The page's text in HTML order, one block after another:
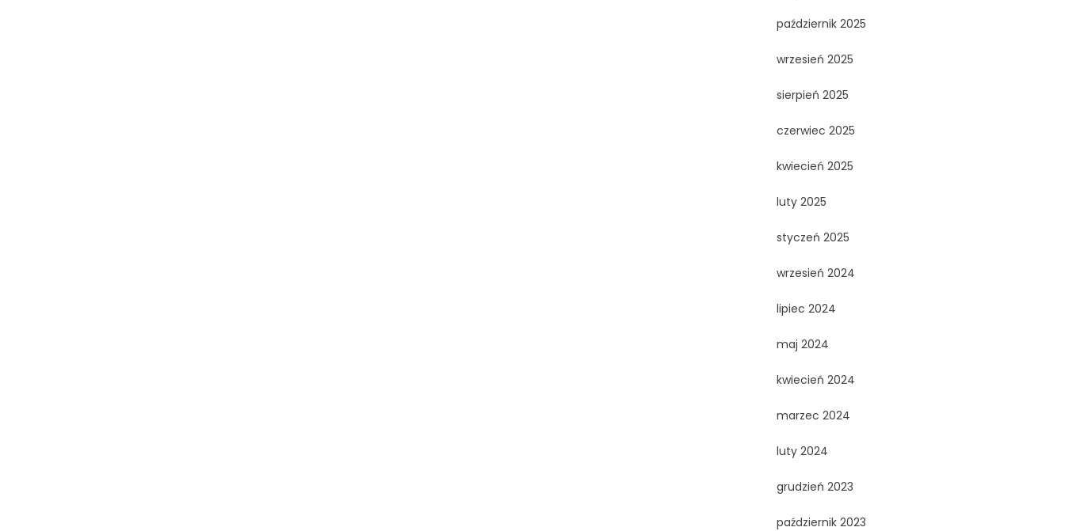
październik 2025
wrzesień 2025
sierpień 2025
czerwiec 2025
kwiecień 2025
luty 2025
styczeń 2025
wrzesień 2024
lipiec 2024
maj 2024
kwiecień 2024
marzec 2024
luty 2024
grudzień 2023
październik 2023